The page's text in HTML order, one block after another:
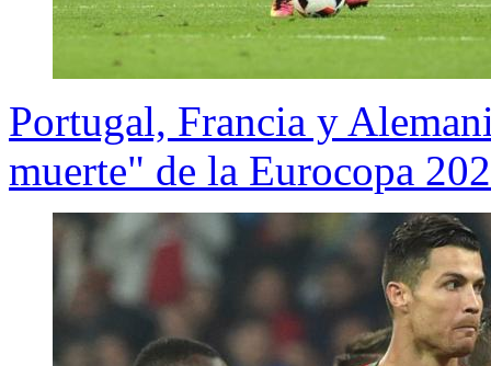
Portugal, Francia y
muerte" de la Eurocopa